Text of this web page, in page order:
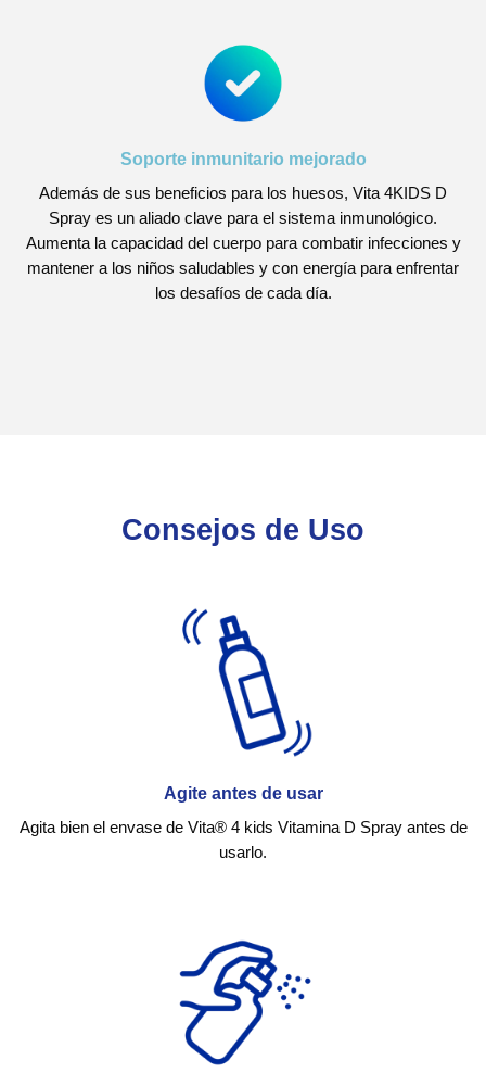
Soporte inmunitario mejorado
Además de sus beneficios para los huesos, Vita 4KIDS D
Spray es un aliado clave para el sistema inmunológico.
Aumenta la capacidad del cuerpo para combatir infecciones y
mantener a los niños saludables y con energía para enfrentar
los desafíos de cada día.
Consejos de Uso
Agite antes de usar
Agita bien el envase de Vita®️ 4 kids Vitamina D Spray antes de
usarlo.